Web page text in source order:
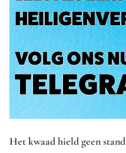
Het kwaad hield geen stand